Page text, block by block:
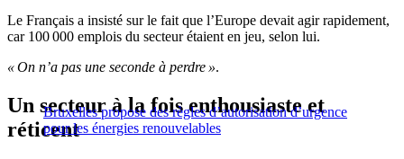
Le Français a insisté sur le fait que l’Europe devait agir rapidement,
car 100 000 emplois du secteur étaient en jeu, selon lui.
« On n’a pas une seconde à perdre ».
Bruxelles propose des règles d’autorisation d’urgence
pour les énergies renouvelables
Un secteur à la fois enthousiaste et
réticent